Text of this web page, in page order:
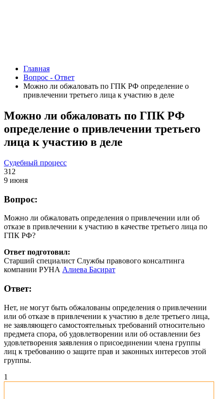
Главная
Вопрос - Ответ
Можно ли обжаловать по ГПК РФ определение о
привлечении третьего лица к участию в деле
Можно ли обжаловать по ГПК РФ
определение о привлечении третьего
лица к участию в деле
Судебный процесс
312
9 июня
Вопрос:
Можно ли обжаловать определения о привлечении или об
отказе в привлечении к участию в качестве третьего лица по
ГПК РФ?
Ответ подготовил:
Старший специалист Службы правового консалтинга
компании РУНА Алиева Басират
Ответ:
Нет, не могут быть обжалованы определения о привлечении
или об отказе в привлечении к участию в деле третьего лица,
не заявляющего самостоятельных требований относительно
предмета спора, об удовлетворении или об оставлении без
удовлетворения заявления о присоединении члена группы
лиц к требованию о защите прав и законных интересов этой
группы.
1